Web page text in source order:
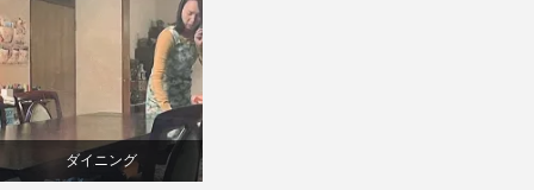
ブランディング
ライフスタイル
ダイニング